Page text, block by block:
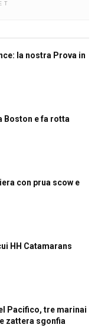
la nostra Prova in
Boston e fa rotta
con prua scow e
HH Catamarans
Pacifico, tre marinai
zattera sgonfia